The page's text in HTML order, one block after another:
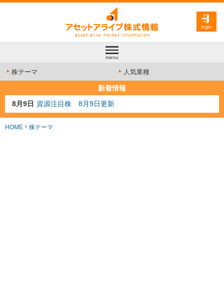
login
menu
株テーマ 人気業種
新着情報
8月9日 資源注目株 8月9日更新
8月4日 AI注目株 8月4日更新
8月3日 人気業種注目株 8月3日更新
HOME 株テーマ